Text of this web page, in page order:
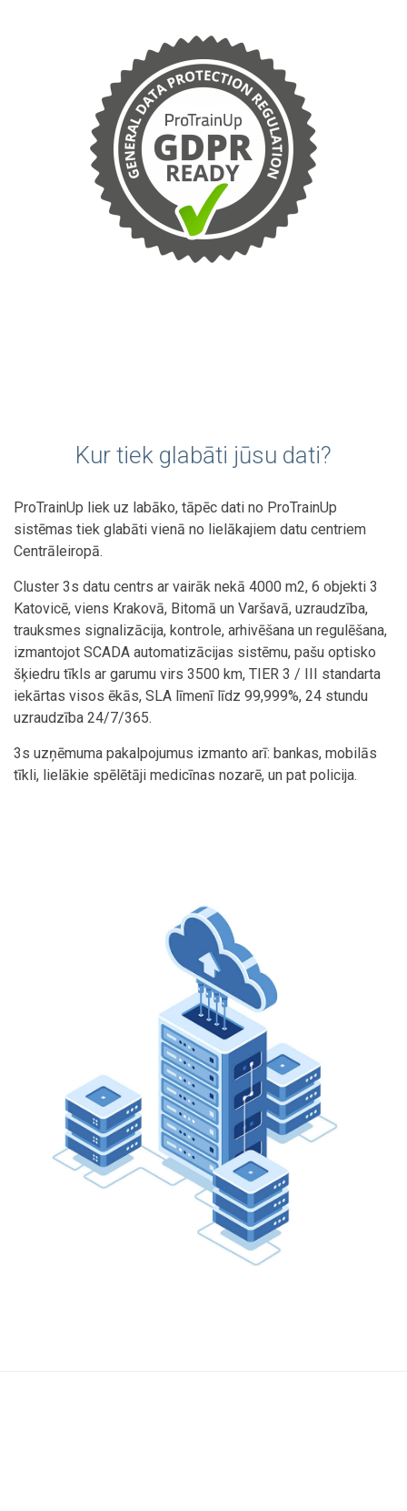
Kur tiek glabāti jūsu dati?
ProTrainUp liek uz labāko, tāpēc dati no ProTrainUp
sistēmas tiek glabāti vienā no lielākajiem datu centriem
Centrāleiropā.
Cluster 3s datu centrs ar vairāk nekā 4000 m2, 6 objekti 3
Katovicē, viens Krakovā, Bitomā un Varšavā, uzraudzība,
trauksmes signalizācija, kontrole, arhivēšana un regulēšana,
izmantojot SCADA automatizācijas sistēmu, pašu optisko
šķiedru tīkls ar garumu virs 3500 km, TIER 3 / III standarta
iekārtas visos ēkās, SLA līmenī līdz 99,999%, 24 stundu
uzraudzība 24/7/365.
3s uzņēmuma pakalpojumus izmanto arī: bankas, mobilās
tīkli, lielākie spēlētāji medicīnas nozarē, un pat policija.